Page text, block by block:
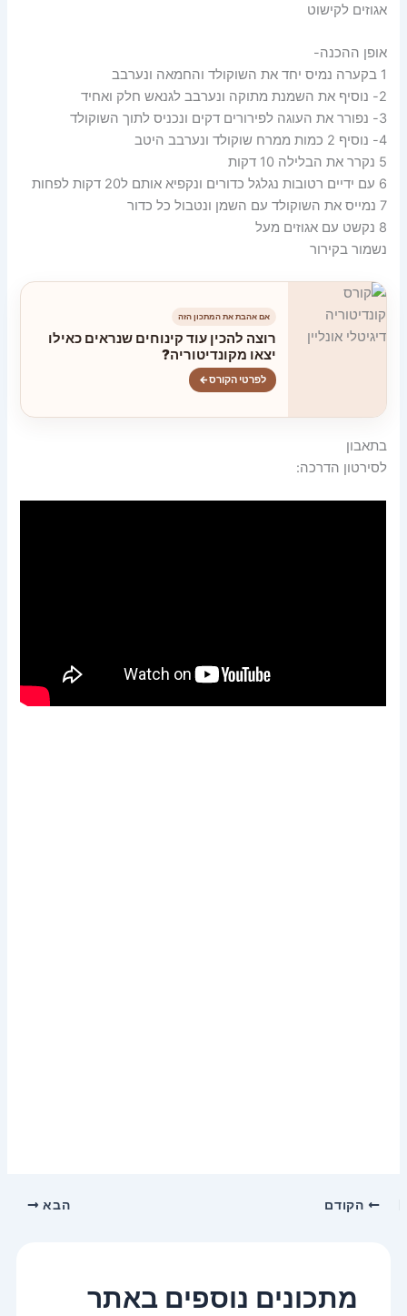
אגוזים לקישוט
אופן ההכנה-
1 בקערה נמיס יחד את השוקולד והחמאה ונערבב
2- נוסיף את השמנת מתוקה ונערבב לגנאש חלק ואחיד
3- נפורר את העוגה לפירורים דקים ונכניס לתוך השוקולד
4- נוסיף 2 כמות ממרח שוקולד ונערבב היטב
5 נקרר את הבלילה 10 דקות
6 עם ידיים רטובות נגלגל כדורים ונקפיא אותם ל20 דקות לפחות
7 נמייס את השוקולד עם השמן ונטבול כל כדור
8 נקשט עם אגוזים מעל
נשמור בקירור
אם אהבת את המתכון הזה
רוצה להכין עוד קינוחים שנראים כאילו
יצאו מקונדיטוריה?
לפרטי הקורס←
בתאבון
לסירטון הדרכה:
הקודם הבא
מתכונים נוספים באתר